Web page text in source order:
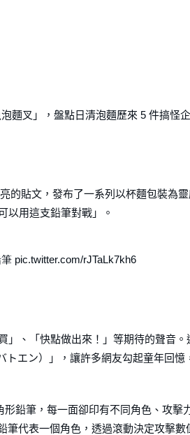
麵叉」，盤點日清泡麵歷來 5 件搞怪
的貼文，發布了一系列以杯麵包裝為
以用這支鉛筆對戰」。
pic.twitter.com/rJTaLk7kh6
」、「快點做出來！」等期待的聲音。
トエン）」，讓許多網友勾起童年回憶
形鉛筆，每一面卻印有不同角色、攻擊
代表一個角色，透過滾動決定攻擊數